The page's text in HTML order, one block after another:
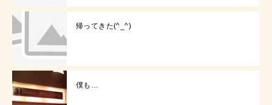
帰ってきた(^_^)
僕も…